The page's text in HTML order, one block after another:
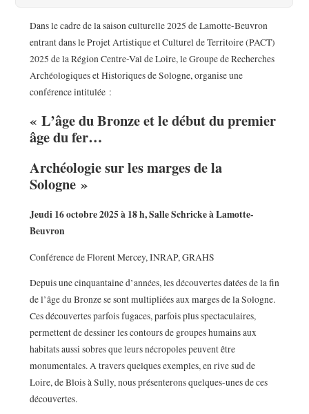
Dans le cadre de la saison culturelle 2025 de Lamotte-Beuvron
entrant dans le Projet Artistique et Culturel de Territoire (PACT)
2025 de la Région Centre-Val de Loire, le Groupe de Recherches
Archéologiques et Historiques de Sologne, organise une
conférence intitulée :
« L’âge du Bronze et le début du premier
âge du fer…
Archéologie sur les marges de la
Sologne »
Jeudi 16 octobre 2025 à 18 h, Salle Schricke à Lamotte-
Beuvron
Conférence de Florent Mercey, INRAP, GRAHS
Depuis une cinquantaine d’années, les découvertes datées de la fin
de l’âge du Bronze se sont multipliées aux marges de la Sologne.
Ces découvertes parfois fugaces, parfois plus spectaculaires,
permettent de dessiner les contours de groupes humains aux
habitats aussi sobres que leurs nécropoles peuvent être
monumentales. A travers quelques exemples, en rive sud de
Loire, de Blois à Sully, nous présenterons quelques-unes de ces
découvertes.